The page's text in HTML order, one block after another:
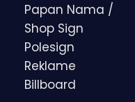
Papan Nama /
Shop Sign
Polesign
Reklame
Billboard